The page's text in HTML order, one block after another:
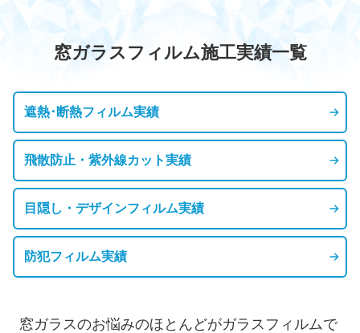
窓フィルムの種類
窓ガラスフィルム施工実績一覧
遮熱･断熱フィルム実績
飛散防止・紫外線カット実績
目隠し・デザインフィルム実績
防犯フィルム実績
窓ガラスのお悩みのほとんどがガラスフィルムで